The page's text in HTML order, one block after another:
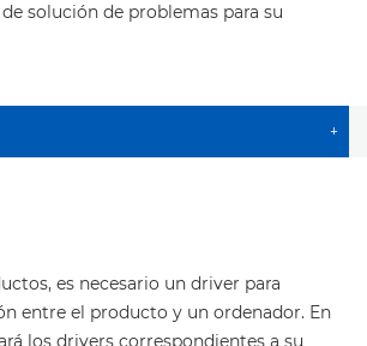
solución de problemas para su
+
es necesario un driver para
entre el producto y un ordenador. En
los drivers correspondientes a su